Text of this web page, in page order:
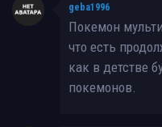
geba1996
Покемон
что есть
как в детстве
покемонов.